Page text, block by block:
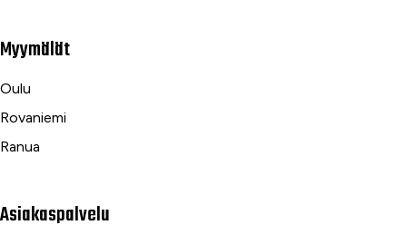
Myymälät
Oulu
Rovaniemi
Ranua
Asiakaspalvelu